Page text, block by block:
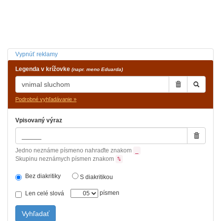
Vypnúť reklamy
Legenda v krížovke (napr. meno Eduarda)
Podrobné vyhľadávanie »
Vpisovaný výraz
Jedno neznáme písmeno nahraďte znakom
Skupinu neznámych písmen znakom %
Bez diakritiky S diakritikou
Len celé slová písmen
Vyhľadať